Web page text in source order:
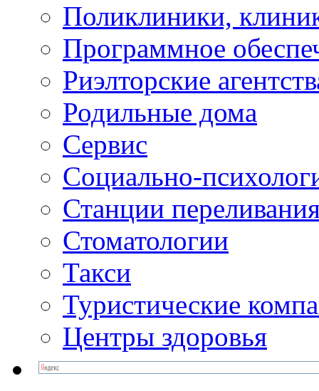
Поликлиники,
Программное
Риэлторские
Родильные дома
Сервис
Социально-
Станции
Стоматологии
Такси
Туристические
Центры здоровья